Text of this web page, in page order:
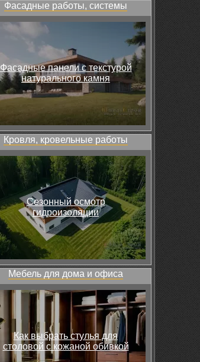
Фасадные работы, системы
Фасадные панели с текстурой
натурального камня
Кровля, кровельные работы
Сезонный осмотр
гидроизоляции
Мебель для дома и офиса
Как выбрать стулья для
столовой с кожаной обивкой